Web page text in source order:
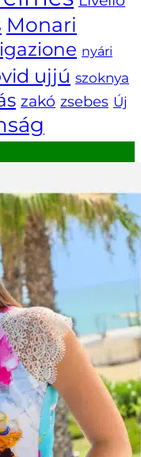
Monari
nyári
ujjú szoknya
zakó zsebes Új